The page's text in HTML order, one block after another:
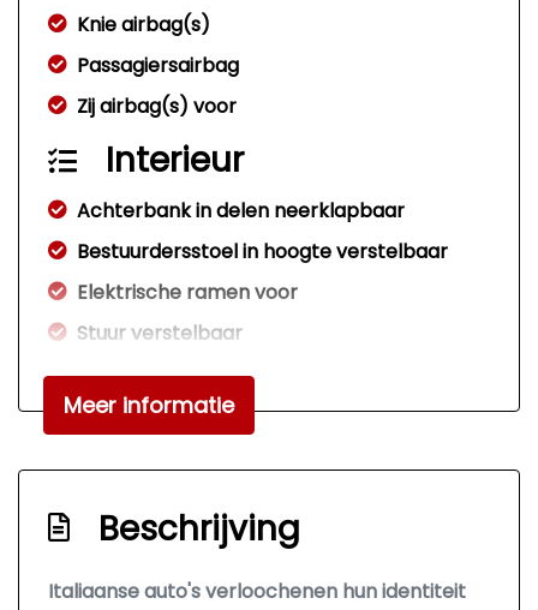
Knie airbag(s)
Passagiersairbag
Zij airbag(s) voor
Interieur
Achterbank in delen neerklapbaar
Bestuurdersstoel in hoogte verstelbaar
Elektrische ramen voor
Stuur verstelbaar
Stuurbekrachtiging
Exterieur
Afst. bed. voor centr. deurvergr
Buitenspiegels elektrisch verstel- en
verwarmbaar
Centrale vergrendeling
Meer informatie
Beschrijving
Italiaanse auto's verloochenen hun identiteit